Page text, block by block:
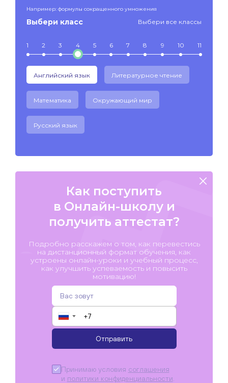
Например: формулы сокращенного умножения
Выбери класс Выбери все классы
1 2 3 4 5 6 7 8 9 10 11
Английский язык Литературное чтение
Математика Окружающий мир
Русский язык
Как поступить
в Онлайн-школу и
получить аттестат?
Подробно расскажем о том, как перевестись
на дистанционный формат обучения, как
устроены онлайн-уроки и учебный процесс,
как улучшить успеваемость и повысить
мотивацию!
▼
Отправить
Принимаю условия соглашения
и политики конфиденциальности